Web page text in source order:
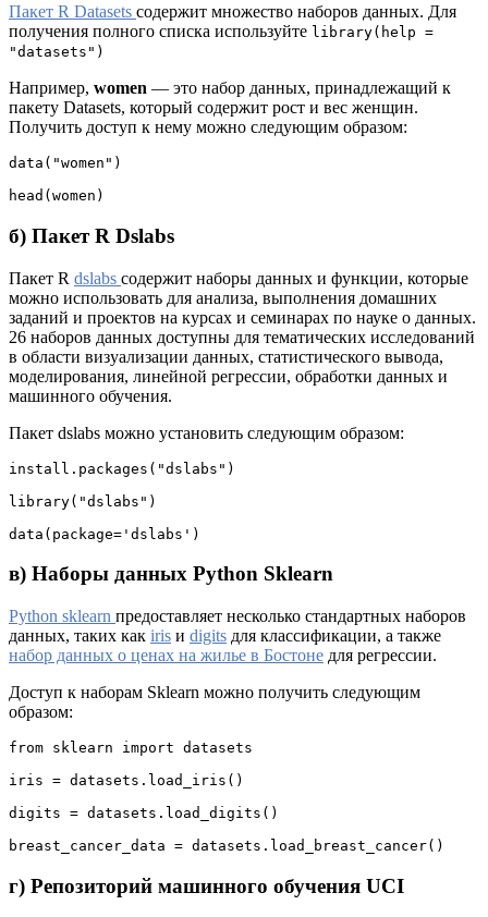
Пакет R Datasets содержит множество наборов данных. Для
получения полного списка используйте library(help =
"datasets")
Например, women — это набор данных, принадлежащий к
пакету Datasets, который содержит рост и вес женщин.
Получить доступ к нему можно следующим образом:
data("women")
head(women)
б) Пакет R Dslabs
Пакет R dslabs содержит наборы данных и функции, которые
можно использовать для анализа, выполнения домашних
заданий и проектов на курсах и семинарах по науке о данных.
26 наборов данных доступны для тематических исследований
в области визуализации данных, статистического вывода,
моделирования, линейной регрессии, обработки данных и
машинного обучения.
Пакет dslabs можно установить следующим образом:
install.packages("dslabs")
library("dslabs")
data(package='dslabs')
в) Наборы данных Python Sklearn
Python sklearn предоставляет несколько стандартных наборов
данных, таких как iris и digits для классификации, а также
набор данных о ценах на жилье в Бостоне для регрессии.
Доступ к наборам Sklearn можно получить следующим
образом:
from sklearn import datasets
iris = datasets.load_iris()
digits = datasets.load_digits()
breast_cancer_data = datasets.load_breast_cancer()
г) Репозиторий машинного обучения UCI